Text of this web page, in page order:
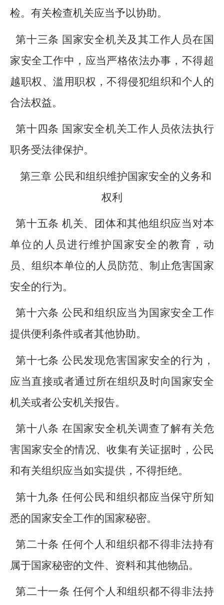
检。有关检查机关应当予以协助。
第十三条 国家安全机关及其工作人员在国
家安全工作中，应当严格依法办事，不得超
越职权、滥用职权，不得侵犯组织和个人的
合法权益。
第十四条 国家安全机关工作人员依法执行
职务受法律保护。
第三章 公民和组织维护国家安全的义务和
权利
第十五条 机关、团体和其他组织应当对本
单位的人员进行维护国家安全的教育，动
员、组织本单位的人员防范、制止危害国家
安全的行为。
第十六条 公民和组织应当为国家安全工作
提供便利条件或者其他协助。
第十七条 公民发现危害国家安全的行为，
应当直接或者通过所在组织及时向国家安全
机关或者公安机关报告。
第十八条 在国家安全机关调查了解有关危
害国家安全的情况、收集有关证据时，公民
和有关组织应当如实提供，不得拒绝。
第十九条 任何公民和组织都应当保守所知
悉的国家安全工作的国家秘密。
第二十条 任何个人和组织都不得非法持有
属于国家秘密的文件、资料和其他物品。
第二十一条 任何个人和组织都不得非法持